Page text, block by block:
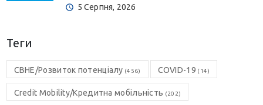
5 Серпня, 2026
Теги
CBHE/Розвиток потенціалу (456) COVID-19 (14)
Credit Mobility/Кредитна мобільність (202)